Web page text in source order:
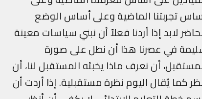
تجربتنا الماضية وعلى أساس الوضع
لابد إذا أردنا فعلاً أن نبني سياسات معينة
في عصرنا هذا أن نطل على صورة
أن نعرف ماذا يخبئه المستقبل لنا، أن
كما يُقال اليوم نظرة مستقبلية. إذا أردت أن